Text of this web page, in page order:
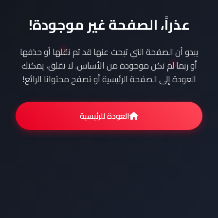
عذراً، الصفحة غير موجودة!
يبدو أن الصفحة التي تبحث عنها قد تم نقلها أو حذفها
أو ربما لم تكن موجودة من الأساس. لا تقلق، يمكنك
العودة إلى الصفحة الرئيسية أو تصفح محتوانا الرائع!
العودة للرئيسية